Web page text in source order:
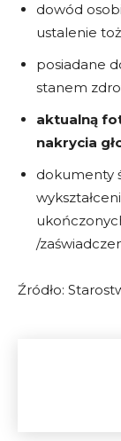
dowód
ustalenie
posiadane
stanem
aktualną
nakrycia
dokumenty
/
Źródło: